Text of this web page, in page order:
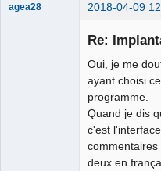
agea28 2018-04-09
Re:
Oui, je me
ayant choisi
programme.
Quand je dis
c'est
deux en